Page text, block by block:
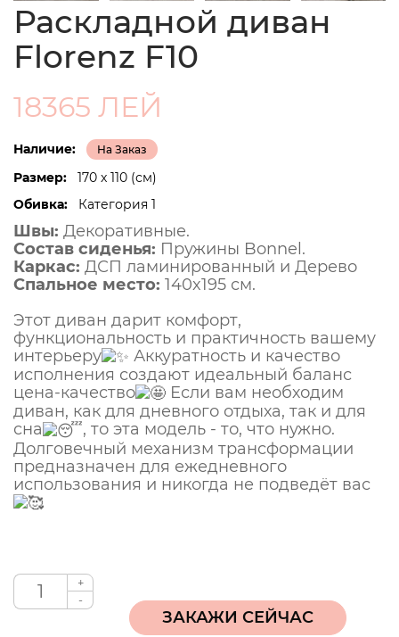
Раскладной диван
Florenz F10
18365 ЛЕЙ
Наличие: На Заказ
Размер:
170 x 110 (см)
Обивка:
Категория 1
Швы: Декоративные.
Состав сиденья: Пружины Bonnel.
Каркас: ДСП ламинированный и Дерево
Спальное место: 140x195 см.
Этот диван дарит комфорт,
функциональность и практичность вашему
интерьеру
Аккуратность и качество
исполнения создают идеальный баланс
цена-качество
Если вам необходим
диван, как для дневного отдыха, так и для
сна
, то эта модель - то, что нужно.
Долговечный механизм трансформации
предназначен для ежедневного
использования и никогда не подведёт вас
+
-